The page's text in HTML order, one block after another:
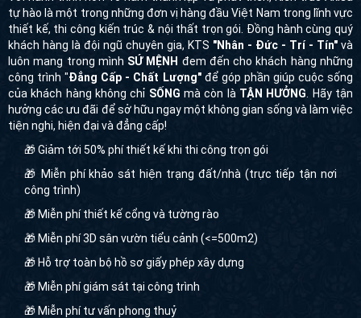
tự hào là một trong những đơn vị hàng đầu Việt Nam trong lĩnh vực
thiết kế, thi công kiến trúc & nội thất trọn gói. Đồng hành cùng quý
khách hàng là đội ngũ chuyên gia, KTS "Nhân - Đức - Trí - Tín" và
luôn mang trong mình SỨ MỆNH đem đến cho khách hàng những
công trình "Đẳng Cấp - Chất Lượng"để góp phần giúp cuộc sống
của khách hàng không chỉ SỐNG mà còn là TẬN HƯỞNG . Hãy tận
hưởng các ưu đãi để sở hữu ngay một không gian sống và làm việc
tiện nghi, hiện đại và đẳng cấp!
🎁 Giảm tới 50% phí thiết kế khi thi công trọn gói
🎁 Miễn phí khảo sát hiện trạng đất/nhà (trực tiếp tận nơi
công trình)
🎁 Miễn phí thiết kế cổng và tường rào
🎁 Miễn phí 3D sân vườn tiểu cảnh (<=500m2)
🎁 Hỗ trợ toàn bộ hồ sơ giấy phép xây dựng
🎁 Miễn phí giám sát tại công trình
🎁 Miễn phí tư vấn phong thuỷ